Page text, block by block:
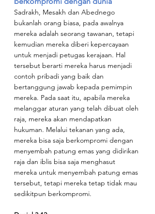
Sadrakh, Mesakh dan Abednego
bukanlah orang biasa, pada awalnya
mereka adalah seorang tawanan, tetapi
kemudian mereka diberi kepercayaan
untuk menjadi petugas kerajaan. Hal
tersebut berarti mereka harus menjadi
contoh pribadi yang baik dan
bertanggung jawab kepada pemimpin
mereka. Pada saat itu, apabila mereka
melanggar aturan yang telah dibuat oleh
raja, mereka akan mendapatkan
hukuman. Melalui tekanan yang ada,
mereka bisa saja berkompromi dengan
menyembah patung emas yang didirikan
raja dan iblis bisa saja menghasut
mereka untuk menyembah patung emas
tersebut, tetapi mereka tetap tidak mau
sedikitpun berkompromi.